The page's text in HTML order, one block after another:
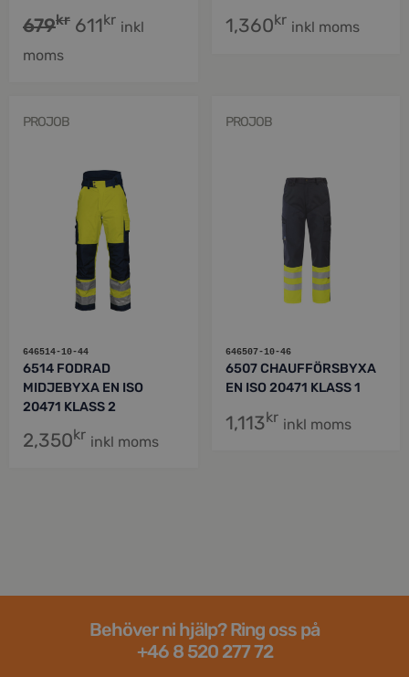
679kr 611kr inkl
moms
1,360kr inkl moms
PROJOB
646514-10-44
6514 FODRAD
MIDJEBYXA EN ISO
20471 KLASS 2
2,350kr inkl moms
PROJOB
646507-10-46
6507 CHAUFFÖRSBYXA
EN ISO 20471 KLASS 1
1,113kr inkl moms
Behöver ni hjälp? Ring oss på
+46 8 520 277 72